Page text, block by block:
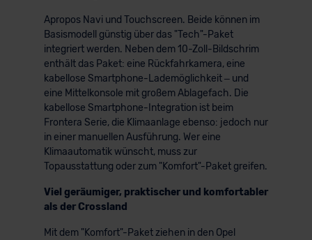
Apropos Navi und Touchscreen. Beide können im
Basismodell günstig über das "Tech"-Paket
integriert werden. Neben dem 10-Zoll-Bildschrim
enthält das Paket: eine Rückfahrkamera, eine
kabellose Smartphone-Lademöglichkeit – und
eine Mittelkonsole mit großem Ablagefach. Die
kabellose Smartphone-Integration ist beim
Frontera Serie, die Klimaanlage ebenso: jedoch nur
in einer manuellen Ausführung. Wer eine
Klimaautomatik wünscht, muss zur
Topausstattung oder zum "Komfort"-Paket greifen.
Viel geräumiger, praktischer und komfortabler
als der Crossland
Mit dem "Komfort"-Paket ziehen in den Opel